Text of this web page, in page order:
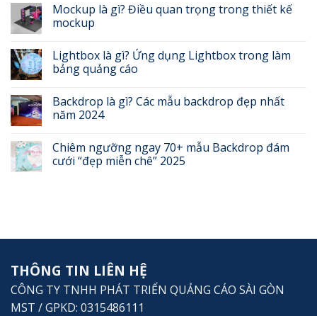
Mockup là gì? Điều quan trọng trong thiết kế
mockup
Lightbox là gì? Ứng dụng Lightbox trong làm
bảng quảng cáo
Backdrop là gì? Các mẫu backdrop đẹp nhất
năm 2024
Chiêm ngưỡng ngay 70+ mẫu Backdrop đám
cưới “đẹp miễn chê” 2025
THÔNG TIN LIÊN HỆ
CÔNG TY TNHH PHÁT TRIỂN QUẢNG CÁO SÀI GÒN
MST / GPKD: 0315486111